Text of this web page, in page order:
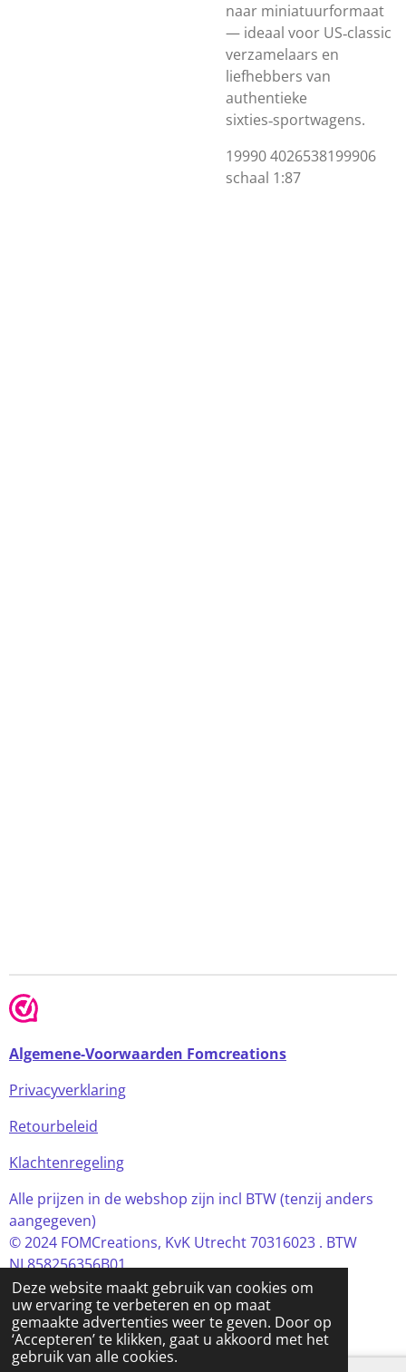
Deze website maakt gebruik van cookies om
uw ervaring te verbeteren en op maat
gemaakte advertenties weer te geven. Door op
‘Accepteren’ te klikken, gaat u akkoord met het
gebruik van alle cookies.
naar miniatuurformaat
— ideaal voor US‑classic
verzamelaars en
liefhebbers van
authentieke
sixties‑sportwagens.
199904026538199906
schaal 1:87
Algemene-Voorwaarden Fomcreations
Privacyverklaring
Retourbeleid
Klachtenregeling
Alle prijzen in de webshop zijn incl BTW (tenzij anders
aangegeven)
© 2024 FOMCreations, KvK Utrecht 70316023 . BTW
NL858256356B01
Powered byJouwWeb